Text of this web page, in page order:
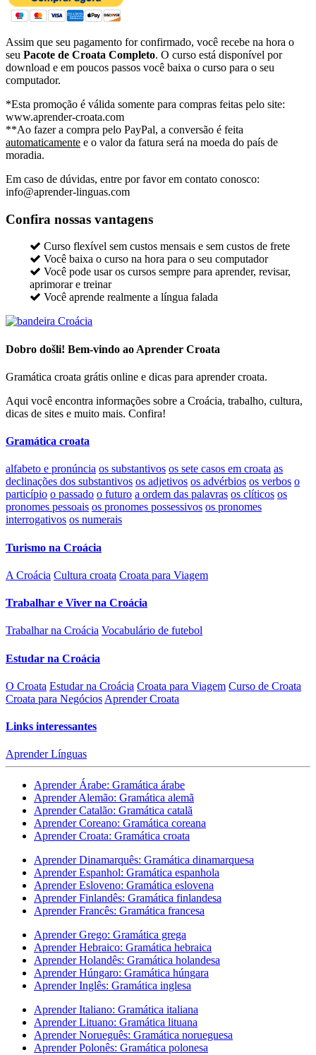
Assim que seu pagamento for confirmado, você recebe na hora o
seu Pacote de Croata Completo. O curso está disponível por
download e em poucos passos você baixa o curso para o seu
computador.
*Esta promoção é válida somente para compras feitas pelo site:
www.aprender-croata.com
**Ao fazer a compra pelo PayPal, a conversão é feita
automaticamente e o valor da fatura será na moeda do país de
moradia.
Em caso de dúvidas, entre por favor em contato conosco:
info@aprender-linguas.com
Confira nossas vantagens
Curso flexível sem custos mensais e sem custos de frete
Você baixa o curso na hora para o seu computador
Você pode usar os cursos sempre para aprender, revisar,
aprimorar e treinar
Você aprende realmente a língua falada
Dobro došli! Bem-vindo ao Aprender Croata
Gramática croata grátis online e dicas para aprender croata.
Aqui você encontra informações sobre a Croácia, trabalho, cultura,
dicas de sites e muito mais. Confira!
Gramática croata
alfabeto e pronúncia os substantivos os sete casos em croata as
declinações dos substantivos os adjetivos os advérbios os verbos o
particípio o passado o futuro a ordem das palavras os clíticos os
pronomes pessoais os pronomes possessivos os pronomes
interrogativos os numerais
Turismo na Croácia
A Croácia Cultura croata Croata para Viagem
Trabalhar e Viver na Croácia
Trabalhar na Croácia Vocabulário de futebol
Estudar na Croácia
O Croata Estudar na Croácia Croata para Viagem Curso de Croata
Croata para Negócios Aprender Croata
Links interessantes
Aprender Línguas
Aprender Árabe: Gramática árabe
Aprender Alemão: Gramática alemã
Aprender Catalão: Gramática catalã
Aprender Coreano: Gramática coreana
Aprender Croata: Gramática croata
Aprender Dinamarquês: Gramática dinamarquesa
Aprender Espanhol: Gramática espanhola
Aprender Esloveno: Gramática eslovena
Aprender Finlandês: Gramática finlandesa
Aprender Francês: Gramática francesa
Aprender Grego: Gramática grega
Aprender Hebraico: Gramática hebraica
Aprender Holandês: Gramática holandesa
Aprender Húngaro: Gramática húngara
Aprender Inglês: Gramática inglesa
Aprender Italiano: Gramática italiana
Aprender Lituano: Gramática lituana
Aprender Norueguês: Gramática norueguesa
Aprender Polonês: Gramática polonesa